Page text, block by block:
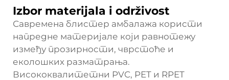
Izbor materijala i održivost
Савремена блистер амбалажа користи
напредне материјале који равнотежу
између прозирности, чврстоће и
еколошких разматрања.
Висококвалитетни PVC, PET и RPET